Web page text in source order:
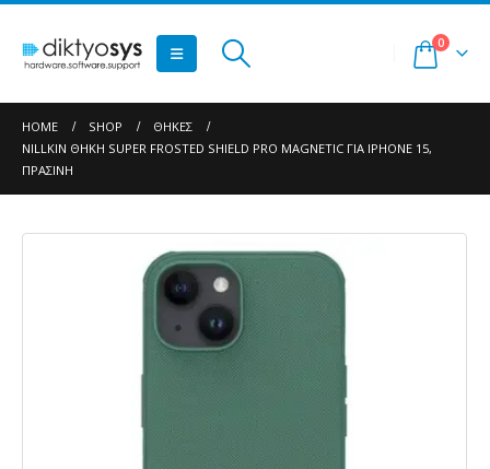
0
HOME SHOP
ΘΉΚΕΣ
NILLKIN ΘΉΚΗ SUPER FROSTED SHIELD PRO MAGNETIC ΓΙΑ IPHONE 15,
ΠΡΆΣΙΝΗ